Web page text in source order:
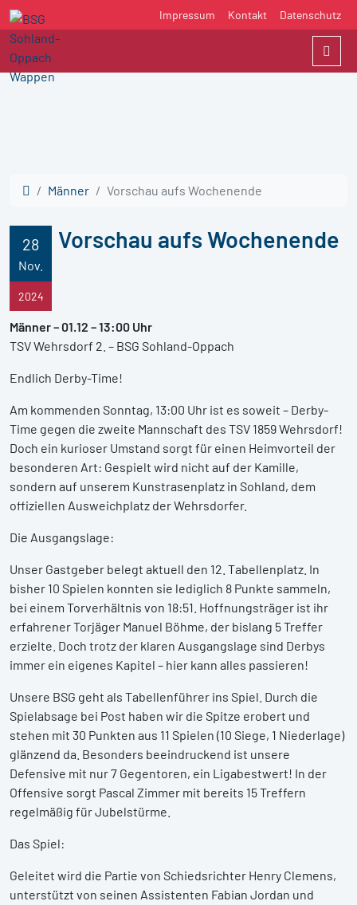
Impressum Kontakt Datenschutz
Männer Vorschau aufs Wochenende
28
Nov.
2024
Vorschau aufs Wochenende
Männer – 01.12 – 13:00 Uhr
TSV Wehrsdorf 2. – BSG Sohland-Oppach
Endlich Derby-Time!
Am kommenden Sonntag, 13:00 Uhr ist es soweit – Derby-
Time gegen die zweite Mannschaft des TSV 1859 Wehrsdorf!
Doch ein kurioser Umstand sorgt für einen Heimvorteil der
besonderen Art: Gespielt wird nicht auf der Kamille,
sondern auf unserem Kunstrasenplatz in Sohland, dem
offiziellen Ausweichplatz der Wehrsdorfer.
Die Ausgangslage:
Unser Gastgeber belegt aktuell den 12. Tabellenplatz. In
bisher 10 Spielen konnten sie lediglich 8 Punkte sammeln,
bei einem Torverhältnis von 18:51. Hoffnungsträger ist ihr
erfahrener Torjäger Manuel Böhme, der bislang 5 Treffer
erzielte. Doch trotz der klaren Ausgangslage sind Derbys
immer ein eigenes Kapitel – hier kann alles passieren!
Unsere BSG geht als Tabellenführer ins Spiel. Durch die
Spielabsage bei Post haben wir die Spitze erobert und
stehen mit 30 Punkten aus 11 Spielen (10 Siege, 1 Niederlage)
glänzend da. Besonders beeindruckend ist unsere
Defensive mit nur 7 Gegentoren, ein Ligabestwert! In der
Offensive sorgt Pascal Zimmer mit bereits 15 Treffern
regelmäßig für Jubelstürme.
Das Spiel:
Geleitet wird die Partie von Schiedsrichter Henry Clemens,
unterstützt von seinen Assistenten Fabian Jordan und